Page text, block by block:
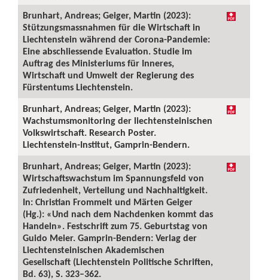
Brunhart, Andreas; Geiger, Martin (2023):
Stützungsmassnahmen für die Wirtschaft in
Liechtenstein während der Corona-Pandemie:
Eine abschliessende Evaluation. Studie im
Auftrag des Ministeriums für Inneres,
Wirtschaft und Umwelt der Regierung des
Fürstentums Liechtenstein.
Brunhart, Andreas; Geiger, Martin (2023):
Wachstumsmonitoring der liechtensteinischen
Volkswirtschaft. Research Poster.
Liechtenstein-Institut, Gamprin-Bendern.
Brunhart, Andreas; Geiger, Martin (2023):
Wirtschaftswachstum im Spannungsfeld von
Zufriedenheit, Verteilung und Nachhaltigkeit.
In: Christian Frommelt und Märten Geiger
(Hg.): «Und nach dem Nachdenken kommt das
Handeln». Festschrift zum 75. Geburtstag von
Guido Meier. Gamprin-Bendern: Verlag der
Liechtensteinischen Akademischen
Gesellschaft (Liechtenstein Politische Schriften,
Bd. 63), S. 323–362.